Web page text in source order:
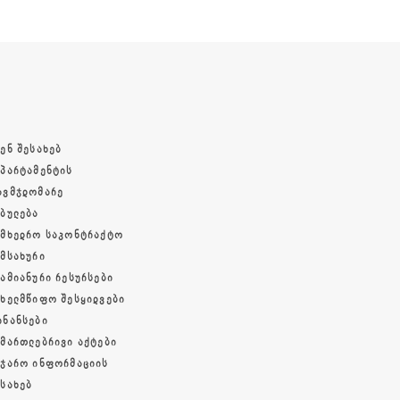
ᲨᲔᲡᲐᲮᲔᲑ
ᲡᲐᲙᲝᲜᲢᲠᲐᲥᲢᲝ
ᲠᲔᲡᲣᲠᲡᲔᲑᲘ
ᲨᲔᲡᲧᲘᲓᲕᲔᲑᲘ
ᲐᲥᲢᲔᲑᲘ
ᲘᲜᲤᲝᲠᲛᲐᲪᲘᲘᲡ